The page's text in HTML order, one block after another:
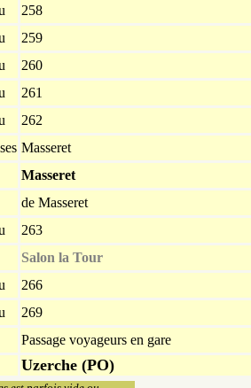
258
259
260
261
262
Masseret
Masseret
de Masseret
263
Salon la Tour
266
269
Passage voyageurs en gare
Uzerche (PO)